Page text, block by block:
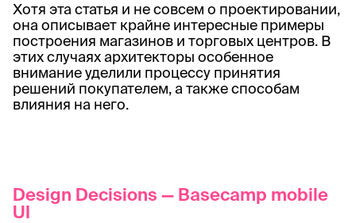
Хотя эта статья и не совсем о проектировании,
она описывает крайне интересные примеры
построения магазинов и торговых центров. В
этих случаях архитекторы особенное
внимание уделили процессу принятия
решений покупателем, а также способам
влияния на него.
Design Decisions — Basecamp mobile
UI